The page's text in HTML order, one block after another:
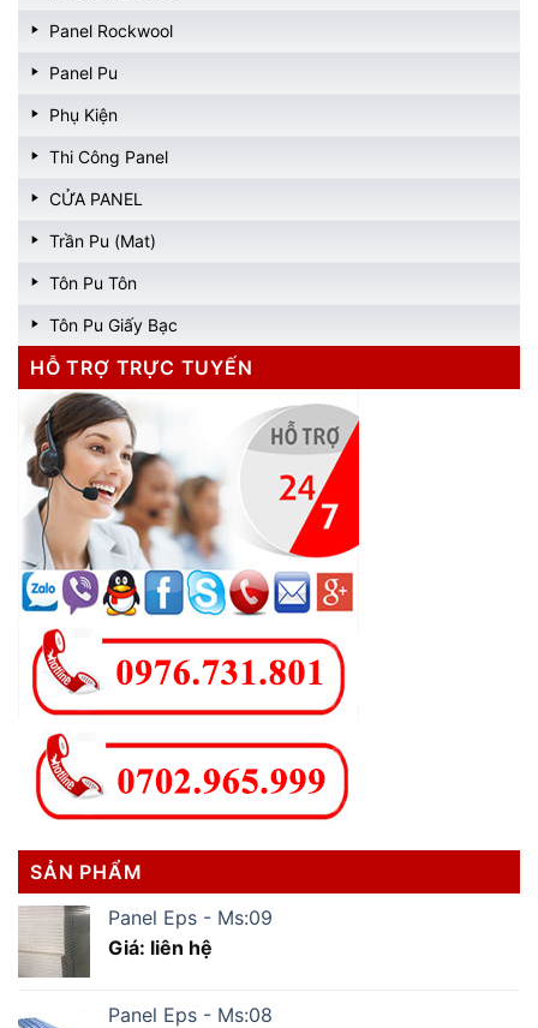
Panel Rockwool
Panel Pu
Phụ Kiện
Thi Công Panel
CỬA PANEL
Trần Pu (Mat)
Tôn Pu Tôn
Tôn Pu Giấy Bạc
HỖ TRỢ TRỰC TUYẾN
SẢN PHẨM
Panel Eps - Ms:09
Giá: liên hệ
Panel Eps - Ms:08